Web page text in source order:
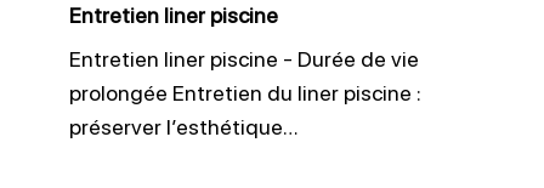
Entretien liner piscine
Entretien liner piscine - Durée de vie
prolongée Entretien du liner piscine :
préserver l’esthétique…